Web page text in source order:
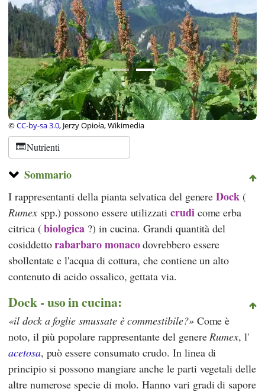
©CC-by-sa 3.0, Jerzy Opioła, Wikimedia
Nutrienti
Sommario
I rappresentanti della pianta selvatica del genereDock (
Rumexspp.) possono essere utilizzati crudi come erba
citrica (biologica?) in cucina. Grandi quantità del
cosiddettorabarbaro monacodovrebbero essere
sbollentate e l'acqua di cottura, che contiene un alto
contenuto di acido ossalico, gettata via.
Dock - uso in cucina:
il dock a foglie smussate è commestibile? Come è
noto, il più popolare rappresentante del genereRumex, l'
acetosa, può essere consumato crudo. In linea di
principio si possono mangiare anche le parti vegetali delle
altre numerose specie di molo. Hanno vari gradi di sapore